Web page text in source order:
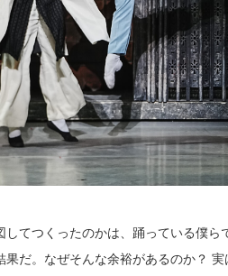
てつくったのかは、踊っている僕ら
だ。なぜそんな余裕があるのか？